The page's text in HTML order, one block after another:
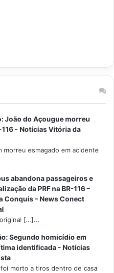
João do Açougue morreu
- Notícias Vitória da
morreu esmagado em acidente
abandona passageiros e
da PRF na BR-116 –
Conquis – News Conect
[…]...
Segundo homicídio em
identificada - Notícias
morto a tiros dentro de casa